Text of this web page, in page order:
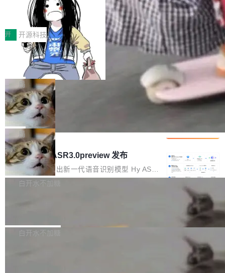
理两个方面，让用户的每一份算力都看得清、管
得住、用得稳、省得下、更安全！ 一、从现在开
始，Token使用一目...
作者）、Quoc Le（Google 大脑核心成员，Se
q2Seq 和 DocAI 的共同发明人）以及 Oriol Vin
yals（Gemini 联合负责人，AlphaSta...
耳科技研发的企业级终端编码智能体——一位全
中文驱动的数字员工，自主理解需求、规划步
骤、编写代码。不挑模型、不挑平台，curl 一行
装完即用。 开源地址：Gitee · GitCode · GitHu
b 安装 支持 Java 8+（8~26）、macOS / Linu
x / Windows / Harmony PC。 # macOS / Linu
x / Harmony PC curl -fsSL https://solon.noea
r.org/solon...
让“代码语义理解”深度释放AI Coding
价值潜能：华为云码道（CodeArts）
代码仓技术解析
一、代码仓深度理解技术的作用与价值 在软件工
程实践中，代码仓是企业核心知识资产的主要载
体。企业级代码仓库通常包含数十万乃至数百万
个文件，其规模远超单次模型调用可承载的上下
文窗口。随着项目规模的持续扩张与代码历史的
不断累积，代码仓中的模块关系、接口契约、业
务逻辑等关键信息往往分散于数十乃至数百个文
件之中，形成高度复杂的知识关联网络。传统的
代码检索手段（如关键词匹配、目录遍历）仅能
在语法层面完成文本定位，难以触及代码的语义
内涵与结构关联，导致开发者使用代码智能体在
理解大规模代码仓时面临显著"代码仓理解"瓶
颈。 代码仓深度理解服务（以下简称" CodeBas
e深度理解服务"）是华为云码道（CodeA...
开 开源科技
一条“删库”命令跑 17 小时，算法工程
师删光 89TB 数据只为干私活
最高人民检察院8月4日公布了一起案件：北京一
名90后算法工程师王某，为了给自己接的私活腾
服务器空间，删光了公司AI游戏部门的全部核心
数据。 王某2024年1月入职东城区某科技公司AI
短剧部门，有互联网大厂背景。在公司内部架构
调整期间，部门三次通知全员将数据从A集群迁
移到B集群，王某都回复了"收到"。 他没有迁移
数据。2024年9月3日下午4点，他使用此前登录
的账号密码进入A集群，输入了一条被程序员圈
称为"删库跑路"的命令——最高管理员权限、无
自研的多个文生3D和...
局
Cloudflare 分享推理优化实践：KV ca
che 量化 + 权重压缩，吞吐量提升 4
1%，成本降 30%
Kimi 和 GLM 是当前最强的大模型系列之一，但
它们有一个共同的问题：太吃显存了。月之暗面
的 Kimi K 系列和智谱的 GLM 都是长上下文、M
oE 架构的大模型，好用到让人上瘾，但 GPU 显
存永远不够用。 Cloudflare 的 Workers AI 团队
一直在跑这些模型的推理。他们在官方博客上发
整性保护。效果是：吞吐量提升 41%，每 token
局
腾讯混元 Hy ASR3.0preview 发布
腾讯混元正式推出新一代语音识别模型 Hy ASR
3.0preview。基于最新一代大语言模型 Hy3 的
让语音识别不再只是听清，而是真正听懂。通过
白开水不加糖
新和少量网页兼容性修复版本。 Changes/fixe
白开水不加糖